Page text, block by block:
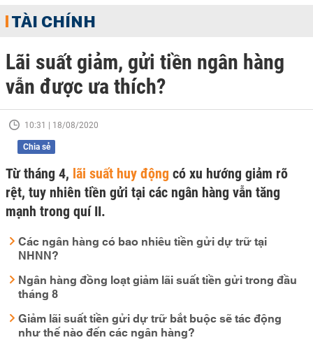
TÀI CHÍNH
Lãi suất giảm, gửi tiền ngân hàng
vẫn được ưa thích?
10:31 | 18/08/2020
Chia sẻ
Từ tháng 4, lãi suất huy động có xu hướng giảm rõ
rệt, tuy nhiên tiền gửi tại các ngân hàng vẫn tăng
mạnh trong quí II.
Các ngân hàng có bao nhiêu tiền gửi dự trữ tại
NHNN?
Ngân hàng đồng loạt giảm lãi suất tiền gửi trong đầu
tháng 8
Giảm lãi suất tiền gửi dự trữ bắt buộc sẽ tác động
như thế nào đến các ngân hàng?